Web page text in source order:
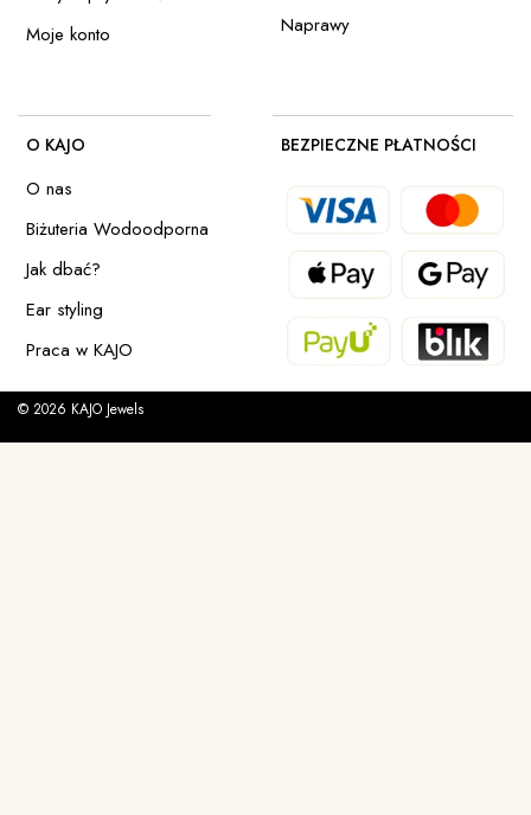
Moje konto
Naprawy
O KAJO
O nas
Biżuteria Wodoodporna
Jak dbać?
Ear styling
Praca w KAJO
BEZPIECZNE PŁATNOŚCI
© 2026 KAJO Jewels